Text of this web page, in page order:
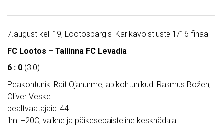
7.august kell 19, Lootospargis Karikavõistluste 1/16 finaal
FC Lootos – Tallinna FC Levadia
6 : 0 (3:0)
Peakohtunik: Rait Ojanurme, abikohtunikud: Rasmus Božen,
Oliver Veske
pealtvaatajaid: 44
ilm: +20C, vaikne ja päikesepaisteline kesknädala